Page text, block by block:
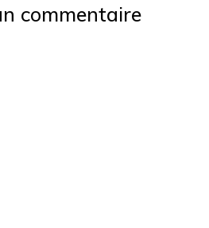
commentaire